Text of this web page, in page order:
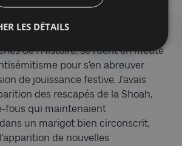
haine qui a suivi les atrocités
Bien sûr qu’il y avait des
de l’Histoire, se ruent en meute
pour s’en abreuver
de jouissance festive. J’avais
des rescapés de la Shoah,
fous qui maintenaient
dans un marigot bien circonscrit,
de nouvelles
LES DÉTAILS